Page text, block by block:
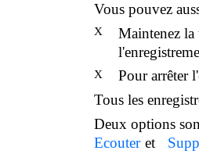
Vous pouvez
X
Maintenez la
X
Pour arrêter
Tous les
Deux options
Ecouter et